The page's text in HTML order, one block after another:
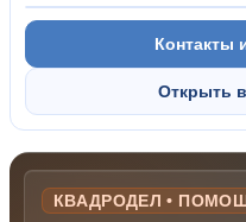
Контакты
Открыть
КВАДРОДЕЛ •